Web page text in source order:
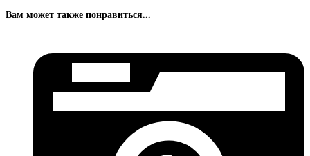
Вам может также понравиться...